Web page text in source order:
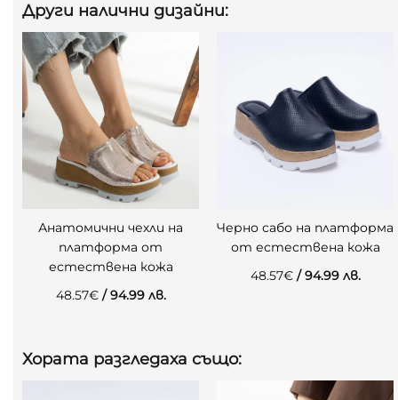
Други налични дизайни:
Анатомични чехли на
платформа от
естествена кожа
48.57€/ 94.99 лв.
Черно сабо на платформа
от естествена кожа
48.57€/ 94.99 лв.
Хората разгледаха също: